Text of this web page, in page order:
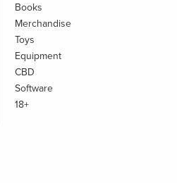
Books
Merchandise
Toys
Equipment
CBD
Software
18+